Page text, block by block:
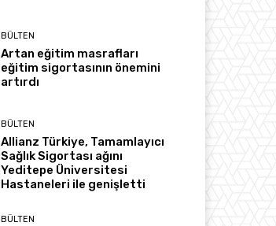
BÜLTEN
Artan eğitim masrafları
eğitim sigortasının önemini
artırdı
BÜLTEN
Allianz Türkiye, Tamamlayıcı
Sağlık Sigortası ağını
Yeditepe Üniversitesi
Hastaneleri ile genişletti
BÜLTEN